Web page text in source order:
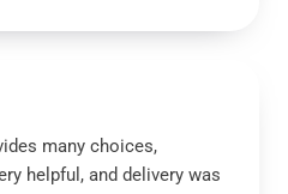
many choices,
helpful, and delivery was